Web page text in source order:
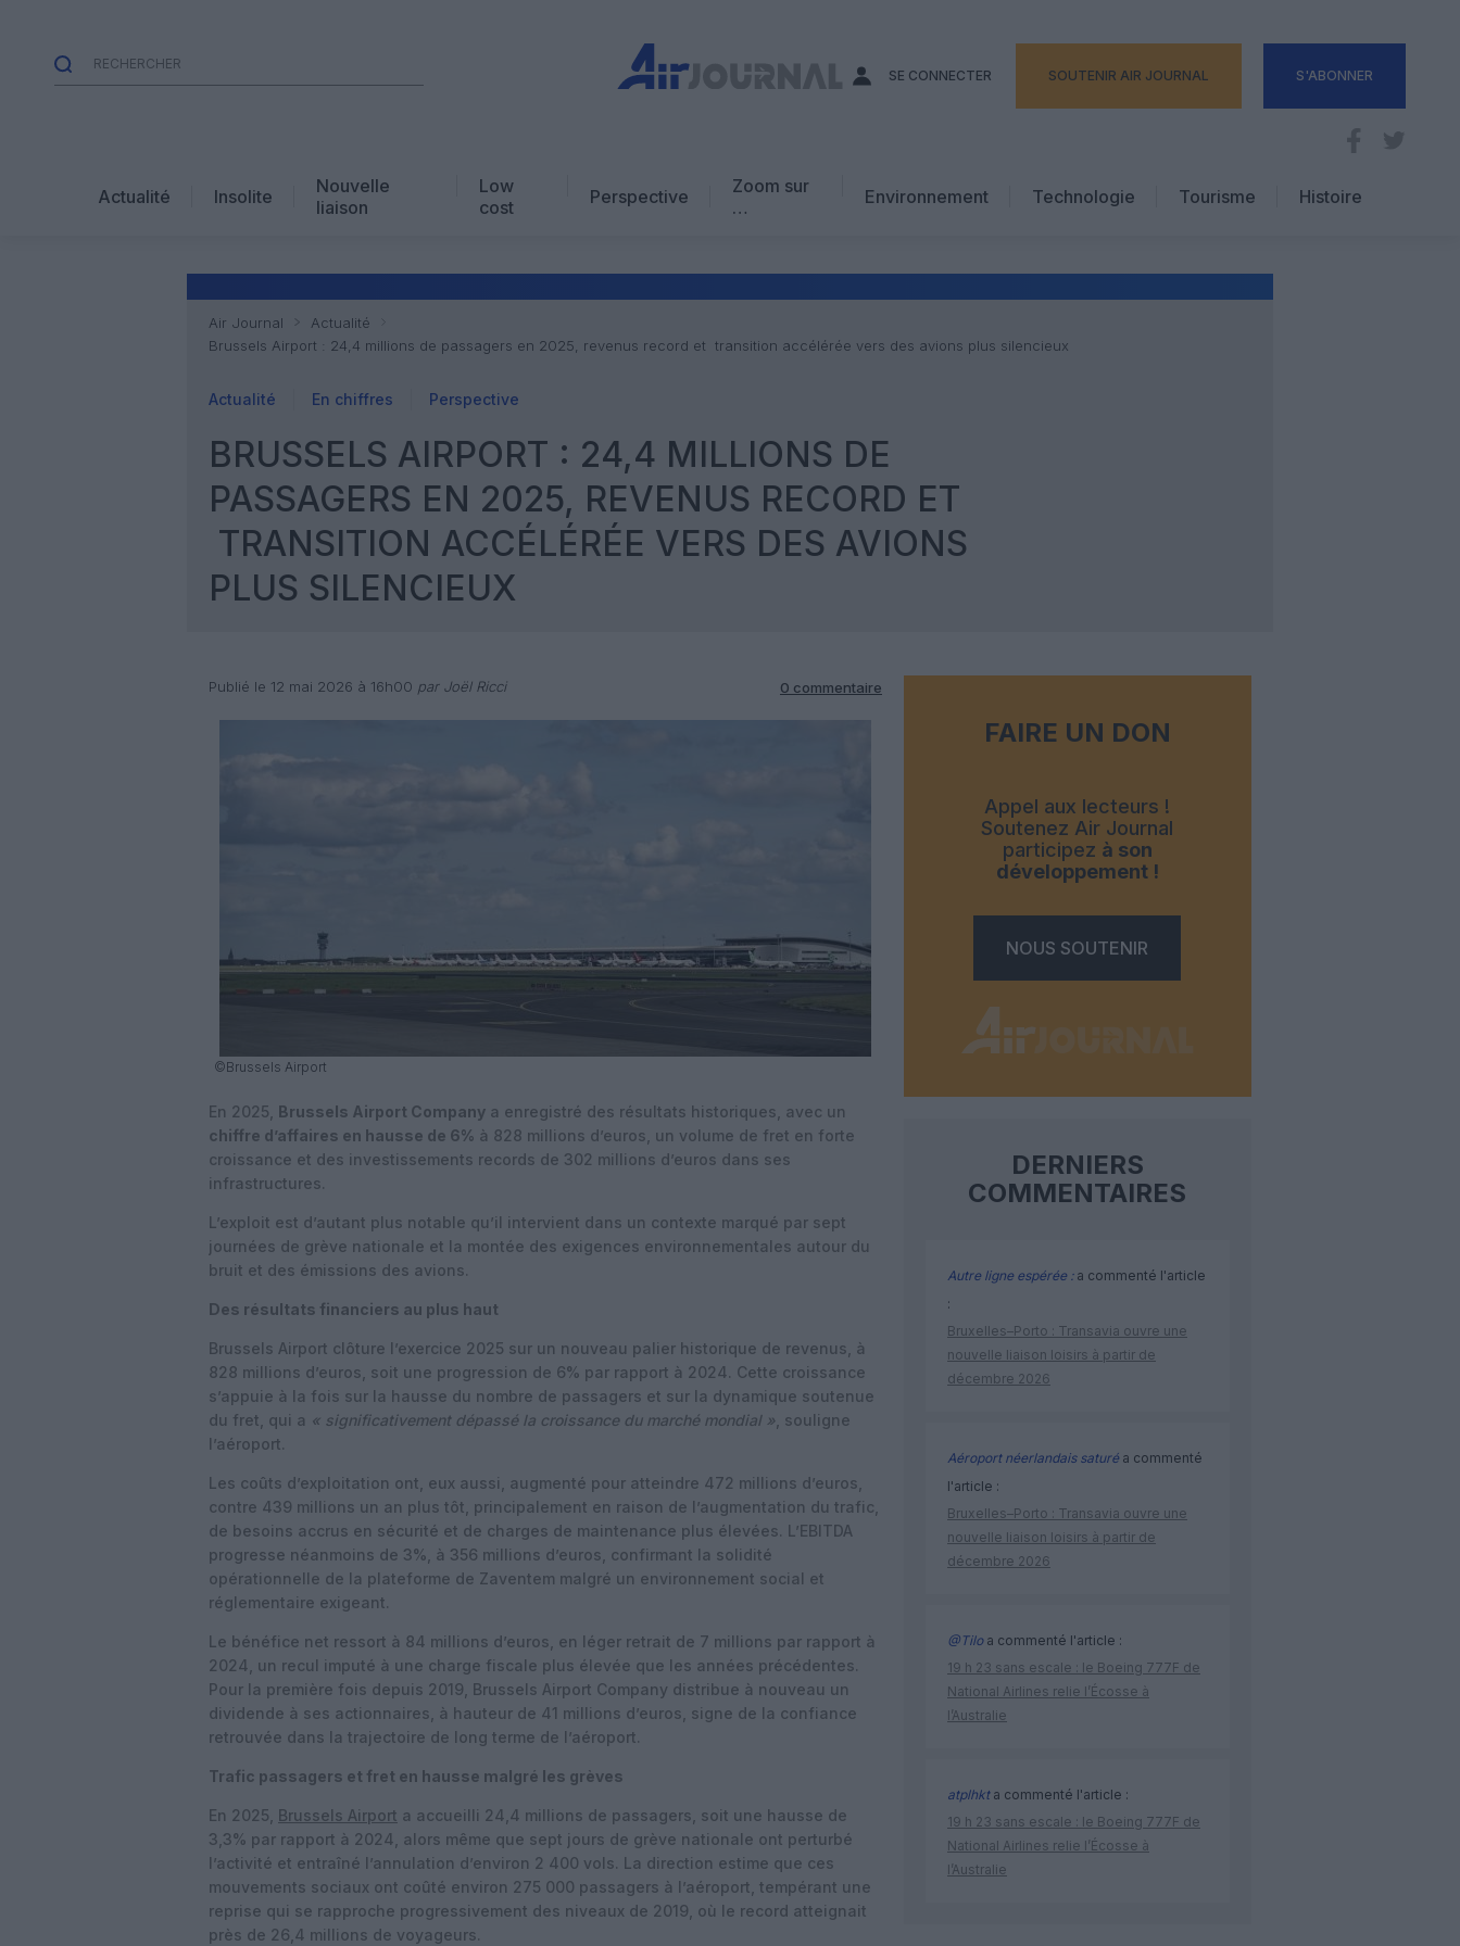
SE CONNECTER SOUTENIR AIR JOURNAL S'ABONNER
Actualité Insolite
Nouvelle
liaison
Low
cost
Perspective
Zoom sur
…
Environnement Technologie
Tourisme
Hôtellerie
Histoire
Air Journal
Actualité
Brussels Airport : 24,4 millions de passagers en 2025, revenus record et transition accélérée vers des avions plus silencieux
Actualité En chiffres Perspective
BRUSSELS AIRPORT : 24,4 MILLIONS DE
PASSAGERS EN 2025, REVENUS RECORD ET
TRANSITION ACCÉLÉRÉE VERS DES AVIONS
PLUS SILENCIEUX
Publié le 12 mai 2026 à 16h00 par Joël Ricci 0 commentaire
©Brussels Airport
En 2025, Brussels Airport Company a enregistré des résultats historiques, avec un
chiffre d’affaires en hausse de 6% à 828 millions d’euros, un volume de fret en forte
croissance et des investissements records de 302 millions d’euros dans ses
infrastructures.
L’exploit est d’autant plus notable qu’il intervient dans un contexte marqué par sept
journées de grève nationale et la montée des exigences environnementales autour du
bruit et des émissions des avions.
Des résultats financiers au plus haut
Brussels Airport clôture l’exercice 2025 sur un nouveau palier historique de revenus, à
828 millions d’euros, soit une progression de 6% par rapport à 2024. Cette croissance
s’appuie à la fois sur la hausse du nombre de passagers et sur la dynamique soutenue
du fret, qui a « significativement dépassé la croissance du marché mondial » , souligne
l’aéroport.
Les coûts d’exploitation ont, eux aussi, augmenté pour atteindre 472 millions d’euros,
contre 439 millions un an plus tôt, principalement en raison de l’augmentation du trafic,
de besoins accrus en sécurité et de charges de maintenance plus élevées. L’EBITDA
progresse néanmoins de 3%, à 356 millions d’euros, confirmant la solidité
opérationnelle de la plateforme de Zaventem malgré un environnement social et
réglementaire exigeant.
Le bénéfice net ressort à 84 millions d’euros, en léger retrait de 7 millions par rapport à
2024, un recul imputé à une charge fiscale plus élevée que les années précédentes.
Pour la première fois depuis 2019, Brussels Airport Company distribue à nouveau un
dividende à ses actionnaires, à hauteur de 41 millions d’euros, signe de la confiance
retrouvée dans la trajectoire de long terme de l’aéroport.
Trafic passagers et fret en hausse malgré les grèves
En 2025, Brussels Airport a accueilli 24,4 millions de passagers, soit une hausse de
3,3% par rapport à 2024, alors même que sept jours de grève nationale ont perturbé
l’activité et entraîné l’annulation d’environ 2 400 vols. La direction estime que ces
mouvements sociaux ont coûté environ 275 000 passagers à l’aéroport, tempérant une
reprise qui se rapproche progressivement des niveaux de 2019, où le record atteignait
près de 26,4 millions de voyageurs.
FAIRE UN DON
Appel aux lecteurs !
Soutenez Air Journal
participez à son
développement !
NOUS SOUTENIR
DERNIERS
COMMENTAIRES
Autre ligne espérée :a commenté l'article
:
Bruxelles–Porto : Transavia ouvre une
nouvelle liaison loisirs à partir de
décembre 2026
Aéroport néerlandais saturéa commenté
l'article :
Bruxelles–Porto : Transavia ouvre une
nouvelle liaison loisirs à partir de
décembre 2026
@Tiloa commenté l'article :
19 h 23 sans escale : le Boeing 777F de
National Airlines relie l’Écosse à
l’Australie
atplhkta commenté l'article :
19 h 23 sans escale : le Boeing 777F de
National Airlines relie l’Écosse à
l’Australie